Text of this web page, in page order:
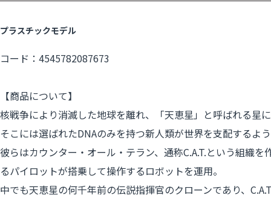
プラスチックモデル
コード：4545782087673
【商品について】
核戦争により消滅した地球を離れ、「天恵星」と呼ばれる星
そこには選ばれたDNAのみを持つ新人類が世界を支配する
彼らはカウンター・オール・テラン、通称C.A.T.という組織
るパイロットが搭乗して操作するロボットを運用。
中でも天恵星の何千年前の伝説指揮官のクローンであり、